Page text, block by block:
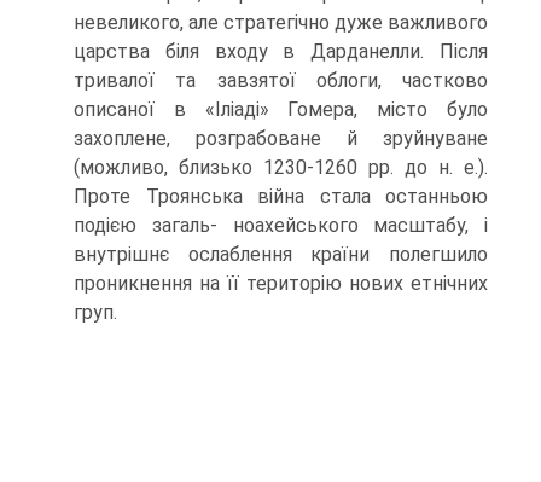
невеликого, але стратегічно дуже важливого
царства біля входу в Дарданелли. Після
тривалої та завзятої облоги, частково
описаної в «Іліаді» Гомера, місто було
захоплене, розграбоване й зруйнуване
(можливо, близько 1230-1260 рр. до н. е.).
Проте Троянська війна стала останньою
подією загаль- ноахейського масштабу, і
внутрішнє ослаблення країни полегшило
проникнен­ня на її територію нових етнічних
груп.